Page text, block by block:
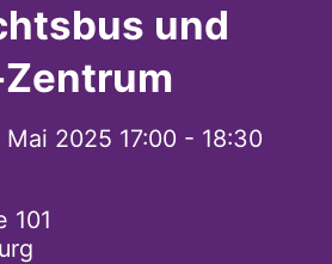
und
2025 17:00 - 18:30
101